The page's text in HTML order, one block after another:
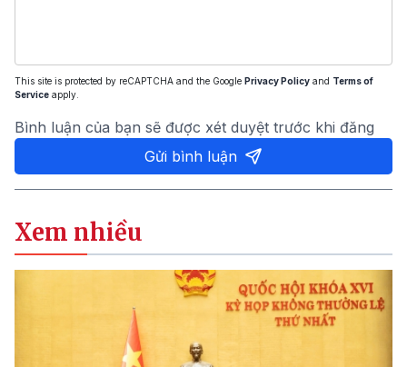
This site is protected by reCAPTCHA and the Google Privacy Policy and Terms of
Service apply.
Bình luận của bạn sẽ được xét duyệt trước khi đăng
Gửi bình luận
Xem nhiều